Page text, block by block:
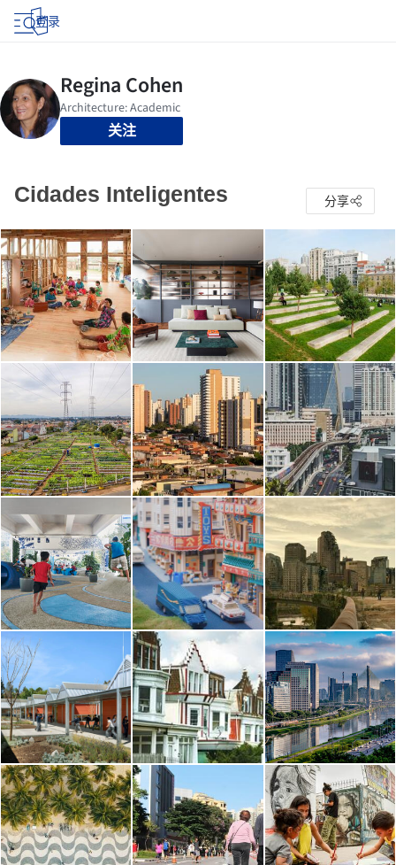
登录
关注
Cidades Inteligentes 分享